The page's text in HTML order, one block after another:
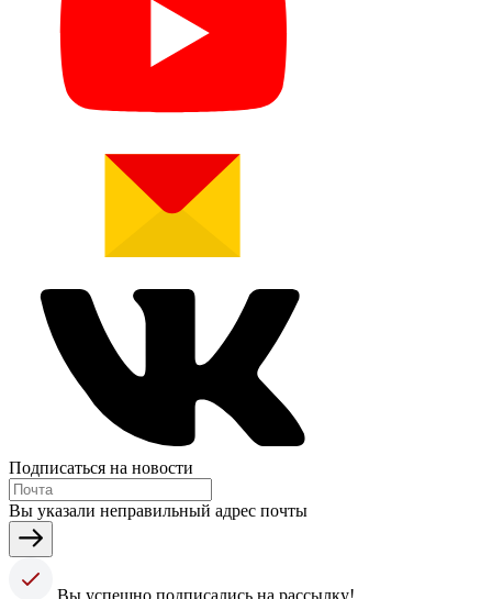
Подписаться на новости
Вы указали неправильный адрес почты
Вы успешно подписались на рассылку!